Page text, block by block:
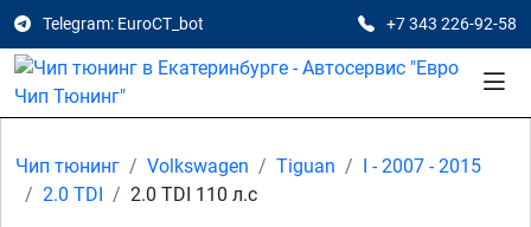
Telegram: EuroCT_bot +7 343 226-92-58
Чип тюнинг Volkswagen Tiguan
I - 2007 - 2015
2.0 TDI
2.0 TDI 110 л.с